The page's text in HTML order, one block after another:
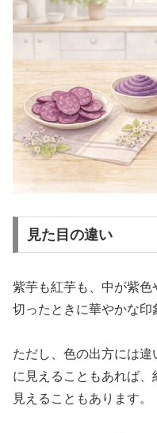
見た目の違い
紫芋も紅芋も、中が紫色
切ったときに華やかな印
ただし、色の出方には
に見えることもあれば
見えることもあります。